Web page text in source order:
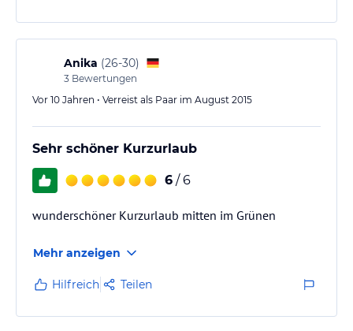
Anika (26-30)
3 Bewertungen
Vor 10 Jahren • Verreist als Paar im August 2015
Sehr schöner Kurzurlaub
6 / 6
wunderschöner Kurzurlaub mitten im Grünen
Mehr anzeigen
Hilfreich Teilen